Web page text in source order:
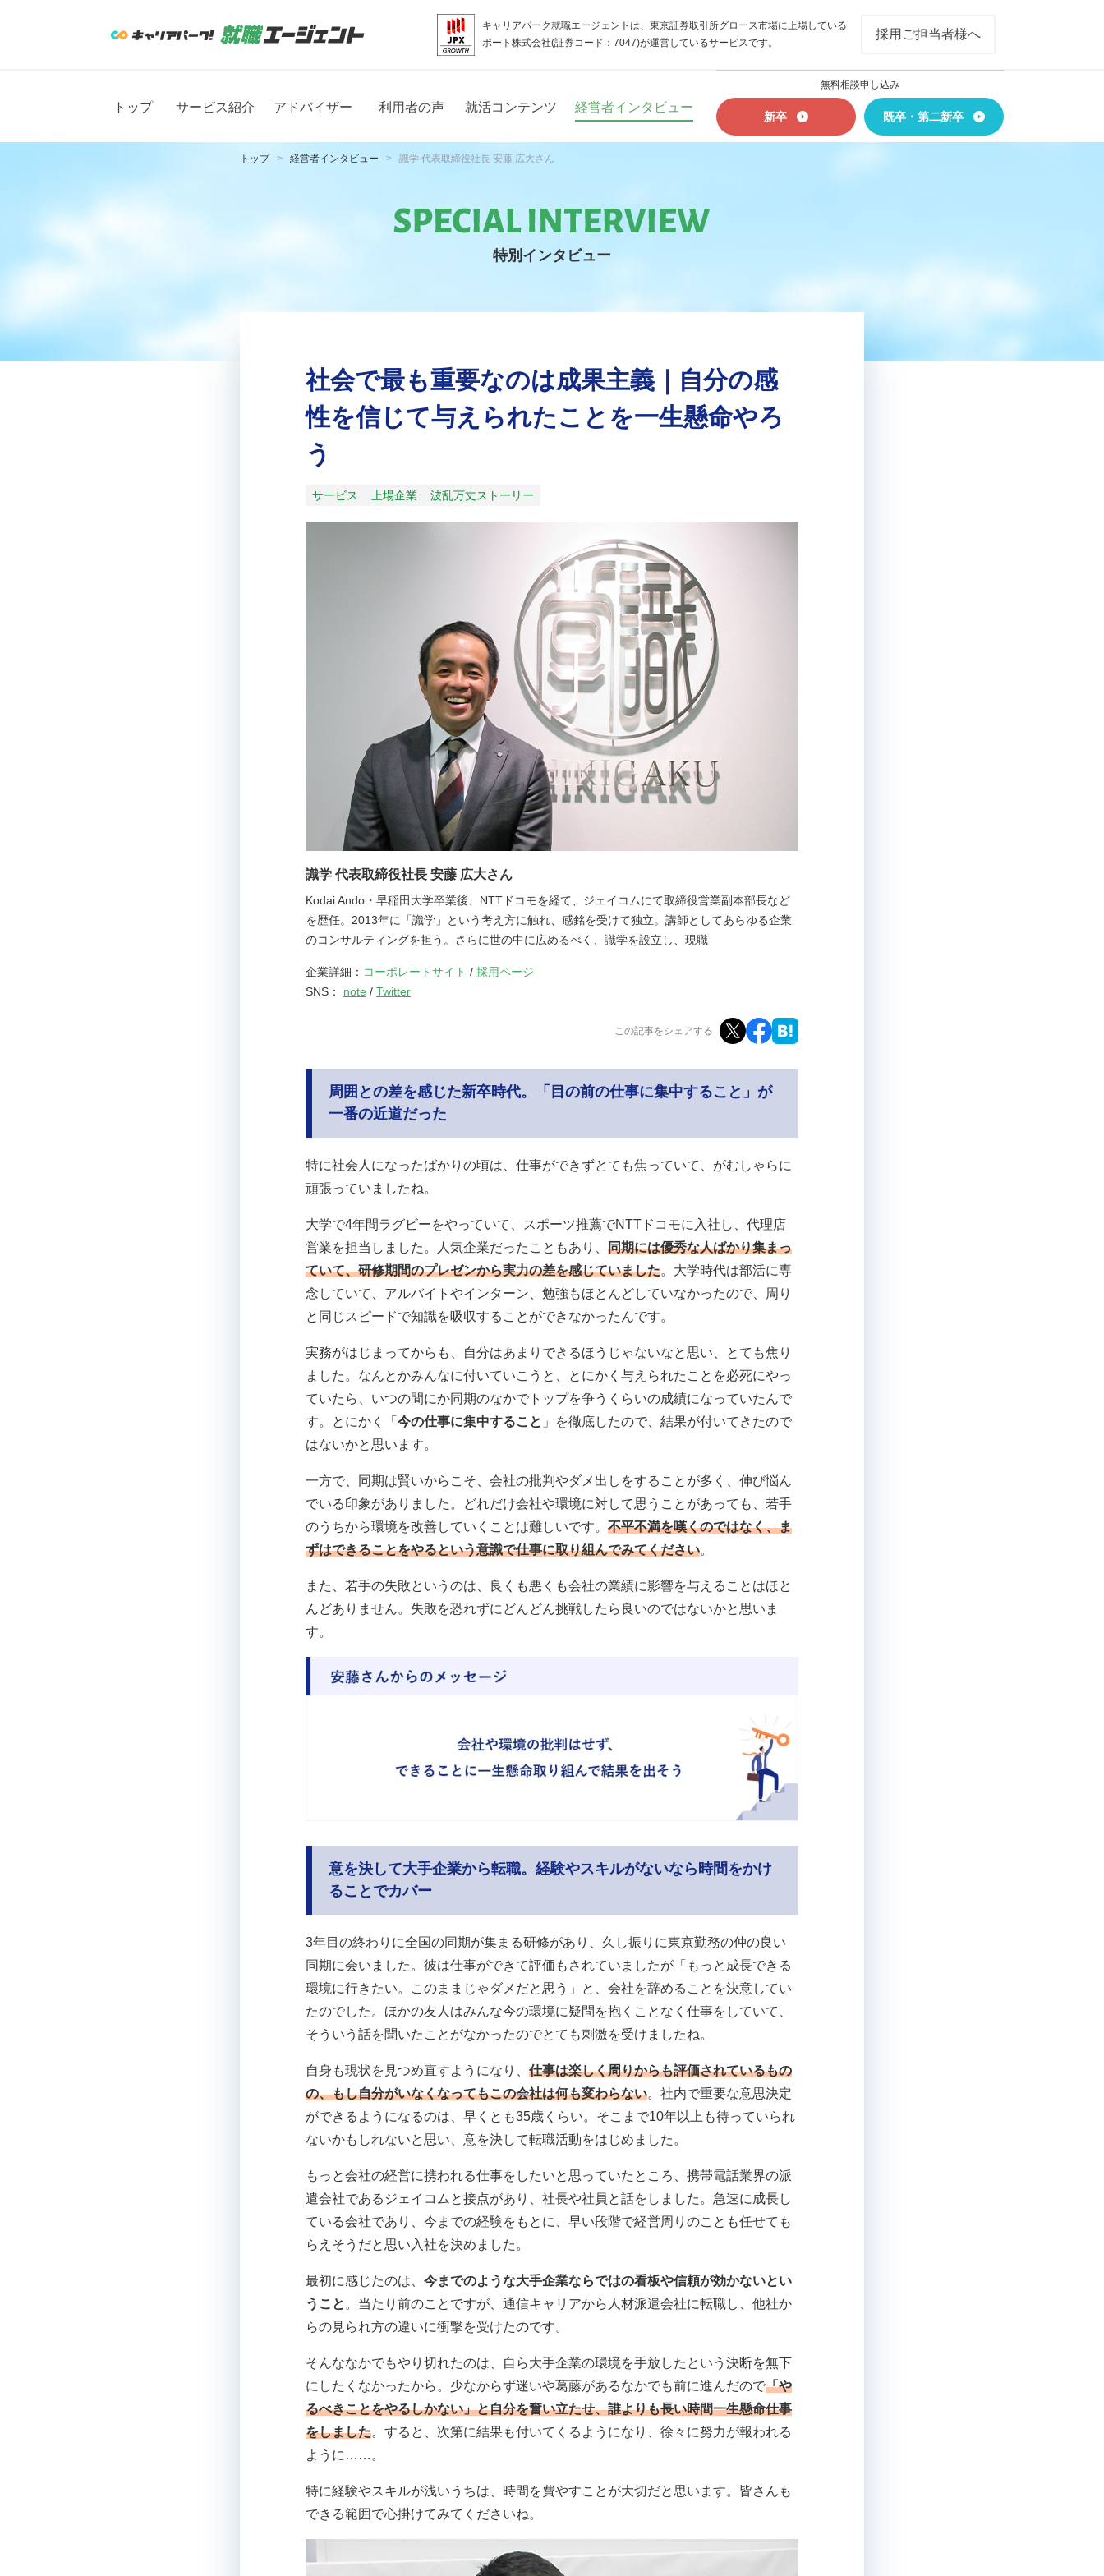
キャリアパーク就職エージェントは、東京証券取引所グロース市場に上場している
ポート株式会社(証券コード：7047)が運営しているサービスです。
採用ご担当者様へ
トップ サービス紹介 アドバイザー 利用者の声 就活コンテンツ 経営者インタビュー
無料相談申し込み
新卒 既卒・第二新卒
トップ 経営者インタビュー 識学 代表取締役社長 安藤 広大さん
特別インタビュー
社会で最も重要なのは成果主義｜自分の感
性を信じて与えられたことを一生懸命やろ
う
サービス 上場企業 波乱万丈ストーリー
識学 代表取締役社長 安藤 広大さん
Kodai Ando・早稲田大学卒業後、NTTドコモを経て、ジェイコムにて取締役営業副本部長など
を歴任。2013年に「識学」という考え方に触れ、感銘を受けて独立。講師としてあらゆる企業
のコンサルティングを担う。さらに世の中に広めるべく、識学を設立し、現職
企業詳細： コーポレートサイト / 採用ページ
SNS： note / Twitter
この記事をシェアする
周囲との差を感じた新卒時代。「目の前の仕事に集中すること」が
一番の近道だった
特に社会人になったばかりの頃は、仕事ができずとても焦っていて、がむしゃらに
頑張っていましたね。
大学で4年間ラグビーをやっていて、スポーツ推薦でNTTドコモに入社し、代理店
営業を担当しました。人気企業だったこともあり、 同期には優秀な人ばかり集まっ
ていて、研修期間のプレゼンから実力の差を感じていました。大学時代は部活に専
念していて、アルバイトやインターン、勉強もほとんどしていなかったので、周り
と同じスピードで知識を吸収することができなかったんです。
実務がはじまってからも、自分はあまりできるほうじゃないなと思い、とても焦り
ました。なんとかみんなに付いていこうと、とにかく与えられたことを必死にやっ
ていたら、いつの間にか同期のなかでトップを争うくらいの成績になっていたんで
す。とにかく「 今の仕事に集中すること 」を徹底したので、結果が付いてきたので
はないかと思います。
一方で、同期は賢いからこそ、会社の批判やダメ出しをすることが多く、伸び悩ん
でいる印象がありました。どれだけ会社や環境に対して思うことがあっても、若手
のうちから環境を改善していくことは難しいです。 不平不満を嘆くのではなく、ま
ずはできることをやるという意識で仕事に取り組んでみてください。
また、若手の失敗というのは、良くも悪くも会社の業績に影響を与えることはほと
んどありません。失敗を恐れずにどんどん挑戦したら良いのではないかと思いま
す。
意を決して大手企業から転職。経験やスキルがないなら時間をかけ
ることでカバー
3年目の終わりに全国の同期が集まる研修があり、久し振りに東京勤務の仲の良い
同期に会いました。彼は仕事ができて評価もされていましたが「もっと成長できる
環境に行きたい。このままじゃダメだと思う」と、会社を辞めることを決意してい
たのでした。ほかの友人はみんな今の環境に疑問を抱くことなく仕事をしていて、
そういう話を聞いたことがなかったのでとても刺激を受けましたね。
自身も現状を見つめ直すようになり、 仕事は楽しく周りからも評価されているもの
の、もし自分がいなくなってもこの会社は何も変わらない。社内で重要な意思決定
ができるようになるのは、早くとも35歳くらい。そこまで10年以上も待っていられ
ないかもしれないと思い、意を決して転職活動をはじめました。
もっと会社の経営に携われる仕事をしたいと思っていたところ、携帯電話業界の派
遣会社であるジェイコムと接点があり、社長や社員と話をしました。急速に成長し
ている会社であり、今までの経験をもとに、早い段階で経営周りのことも任せても
らえそうだと思い入社を決めました。
最初に感じたのは、 今までのような大手企業ならではの看板や信頼が効かないとい
うこと 。当たり前のことですが、通信キャリアから人材派遣会社に転職し、他社か
らの見られ方の違いに衝撃を受けたのです。
そんななかでもやり切れたのは、自ら大手企業の環境を手放したという決断を無下
にしたくなかったから。少なからず迷いや葛藤があるなかでも前に進んだので「や
るべきことをやるしかない」と自分を奮い立たせ、誰よりも長い時間一生懸命仕事
をしました。すると、次第に結果も付いてくるようになり、徐々に努力が報われる
ように……。
特に経験やスキルが浅いうちは、時間を費やすことが大切だと思います。皆さんも
できる範囲で心掛けてみてくださいね。